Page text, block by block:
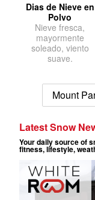
Dias de Nieve en
Polvo
Nieve fresca,
mayormente
soleado, viento
suave.
Mount